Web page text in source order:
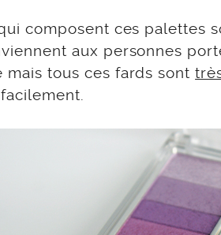
composent ces palettes
aux personnes
mais tous ces fards sont